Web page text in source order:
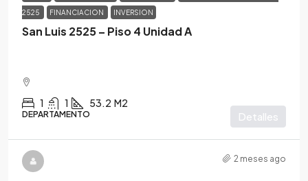
2525 FINANCIACION INVERSION
San Luis 2525 – Piso 4 Unidad A
1 1 53.2 M2
DEPARTAMENTO Detalles
2 meses ago